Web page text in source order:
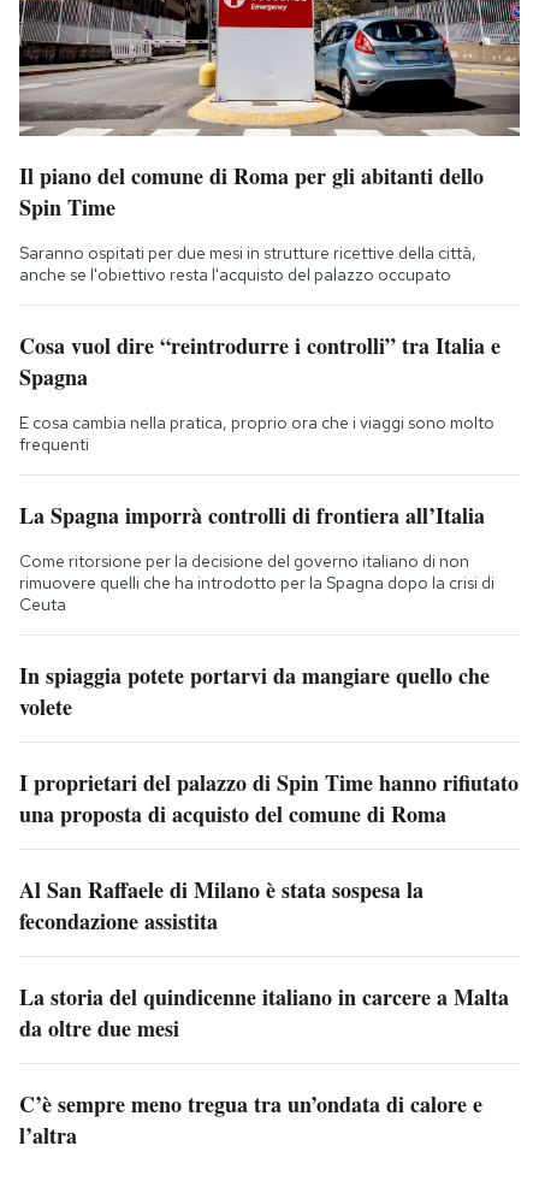
Il piano del comune di Roma per gli abitanti dello
Spin Time
Saranno ospitati per due mesi in strutture ricettive della città,
anche se l'obiettivo resta l'acquisto del palazzo occupato
Cosa vuol dire “reintrodurre i controlli” tra Italia e
Spagna
E cosa cambia nella pratica, proprio ora che i viaggi sono molto
frequenti
La Spagna imporrà controlli di frontiera all’Italia
Come ritorsione per la decisione del governo italiano di non
rimuovere quelli che ha introdotto per la Spagna dopo la crisi di
Ceuta
In spiaggia potete portarvi da mangiare quello che
volete
I proprietari del palazzo di Spin Time hanno rifiutato
una proposta di acquisto del comune di Roma
Al San Raffaele di Milano è stata sospesa la
fecondazione assistita
La storia del quindicenne italiano in carcere a Malta
da oltre due mesi
C’è sempre meno tregua tra un’ondata di calore e
l’altra